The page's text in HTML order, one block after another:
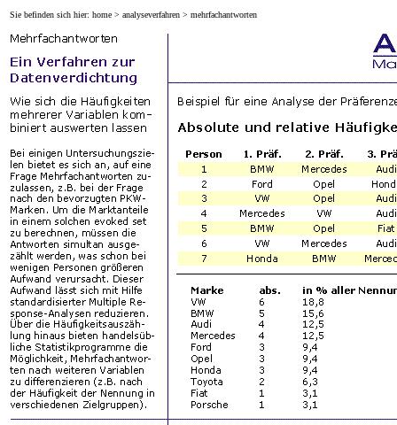
Sie befinden sich hier: home > analyseverfahren > mehrfachantworten